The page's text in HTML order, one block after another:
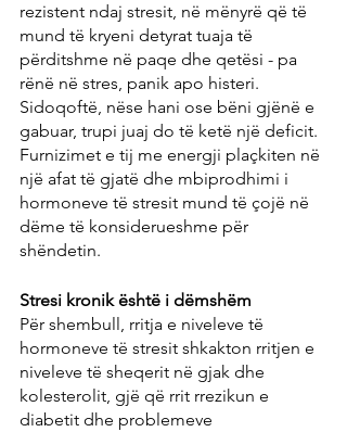
rezistent ndaj stresit, në mënyrë që të
mund të kryeni detyrat tuaja të
përditshme në paqe dhe qetësi - pa
rënë në stres, panik apo histeri.
Sidoqoftë, nëse hani ose bëni gjënë e
gabuar, trupi juaj do të ketë një deficit.
Furnizimet e tij me energji plaçkiten në
një afat të gjatë dhe mbiprodhimi i
hormoneve të stresit mund të çojë në
dëme të konsiderueshme për
shëndetin.
Stresi kronik është i dëmshëm
Për shembull, rritja e niveleve të
hormoneve të stresit shkakton rritjen e
niveleve të sheqerit në gjak dhe
kolesterolit, gjë që rrit rrezikun e
diabetit dhe problemeve